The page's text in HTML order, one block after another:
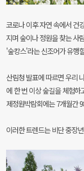
코로나 이후 자연 속에서 건
지며 숲이나 정원을 찾는 사
'숲캉스'라는 신조어가 유행
산림청 발표에 따르면 우리
에 한 번 이상 숲길을 체험
제정원박람회에는 7개월간
이러한 트렌드는 비단 중장